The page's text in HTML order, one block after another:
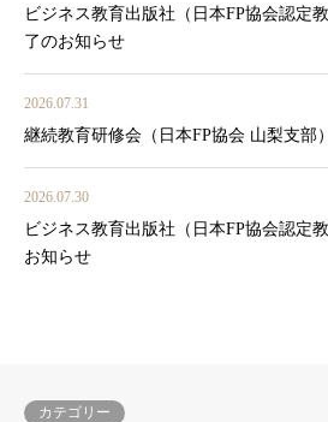
ビジネス教育出版社（日本FP協会認定
了のお知らせ
2026.07.31
継続教育研修会（日本FP協会 山梨支部
2026.07.30
ビジネス教育出版社（日本FP協会認定
お知らせ
カテゴリー